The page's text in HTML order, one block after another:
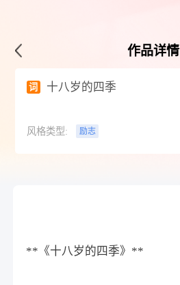
作品详情
词 十八岁的四季
风格类型: 励志
**《十八岁的四季》**